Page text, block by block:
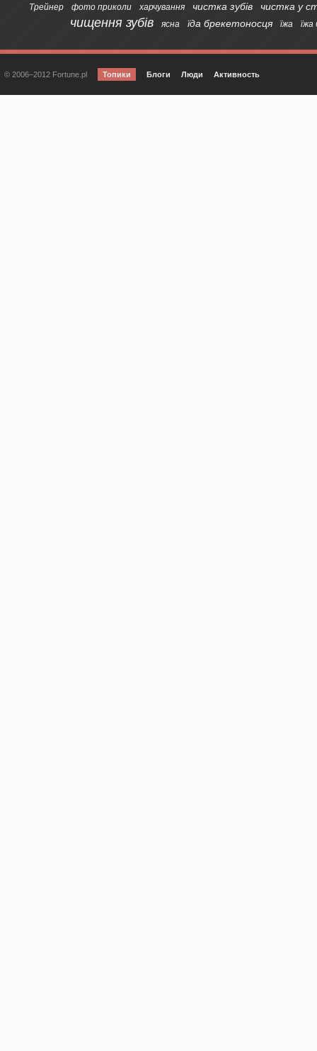
Трейнер
фото приколи харчування чистка зубів чистка у
чищення зубів ясна їда брекетоносця їжа
© 2006–2012 Fortune.pl Топики Блоги Люди Активность